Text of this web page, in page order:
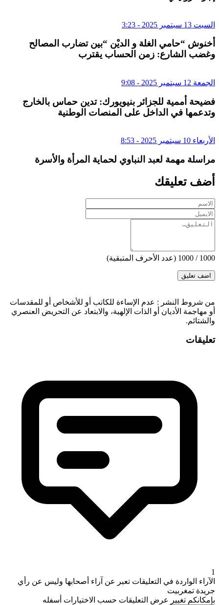
السبت 13 سبتمبر 2025 - 3:23
أخنوش “حامي الغلة و الديْن “بين تضارب المصالح
وغضب الشارع: زمن الحساب يقترب
الجمعة 12 سبتمبر 2025 - 9:08
فضيحة أممية للجزائر بنيويورك: تدين حماس بالخارج
وتدعمها في الداخل على المنصات الوطنية
الأربعاء 10 سبتمبر 2025 - 8:53
مراسلة مهمة لعبد النباوي لحماية المرأة والأسرة
أضف تعليقك
1000
/
1000 (عدد الأحرف المتبقية)
‫من شروط النشر : عدم الإساءة للكاتب أو للأشخاص أو للمقدسات
أو مهاجمة الأديان أو الذات الإلهية، والابتعاد عن التحريض العنصري
والشتائم.
تعليقات
1
الآراء الواردة في التعليقات تعبر عن آراء أصحابها وليس عن رأي
جريدة تمغربيت
بإمكانكم تغيير عرض التعليقات حسب الاختيارات أسفله